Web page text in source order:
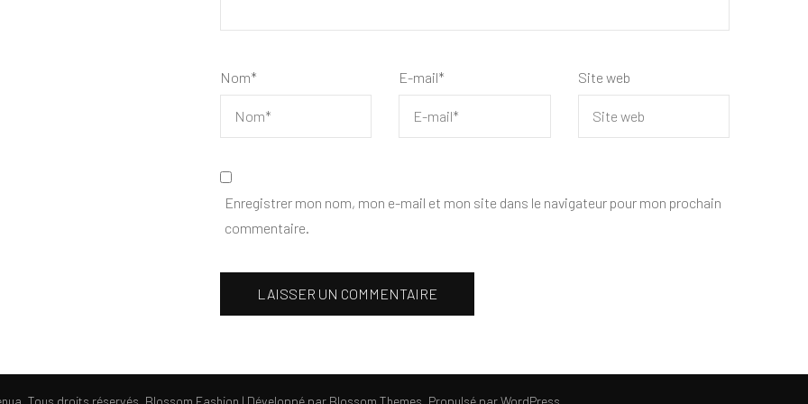
Nom* E-mail* Site web
Enregistrer mon nom, mon e-mail et mon site dans le navigateur pour mon prochain
commentaire.
. Tous droits réservés. Blossom Fashion | Développé par Blossom Themes . Propulsé parWordPress